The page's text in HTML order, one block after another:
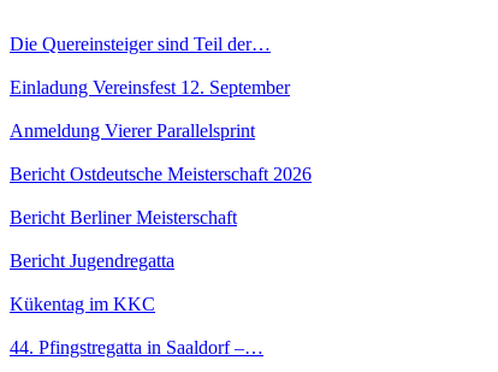
Die Quereinsteiger sind Teil der…
Einladung Vereinsfest 12. September
Anmeldung Vierer Parallelsprint
Bericht Ostdeutsche Meisterschaft 2026
Bericht Berliner Meisterschaft
Bericht Jugendregatta
Kükentag im KKC
44. Pfingstregatta in Saaldorf –…